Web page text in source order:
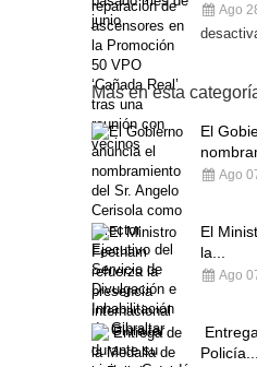
Ago
Más en esta
El
Ago
El
la...
Ago
Policía...